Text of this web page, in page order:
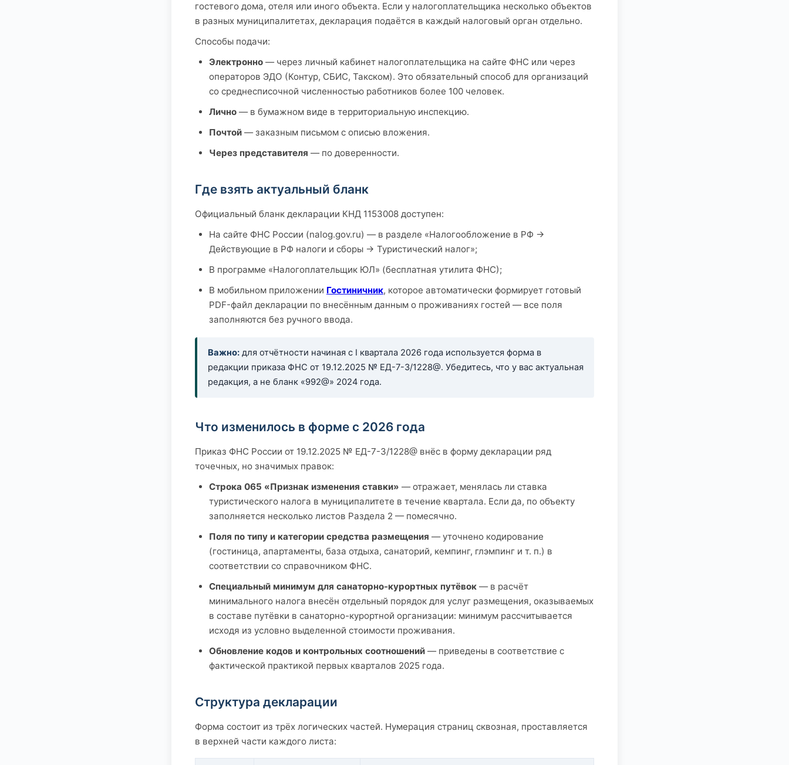
гостевого дома, отеля или иного объекта. Если у налогоплательщика несколько объектов
в разных муниципалитетах, декларация подаётся в каждый налоговый орган отдельно.
Способы подачи:
Электронно — через личный кабинет налогоплательщика на сайте ФНС или через
операторов ЭДО (Контур, СБИС, Такском). Это обязательный способ для организаций
со среднесписочной численностью работников более 100 человек.
Лично — в бумажном виде в территориальную инспекцию.
Почтой — заказным письмом с описью вложения.
Через представителя — по доверенности.
Где взять актуальный бланк
Официальный бланк декларации КНД 1153008 доступен:
На сайте ФНС России (nalog.gov.ru) — в разделе «Налогообложение в РФ →
Действующие в РФ налоги и сборы → Туристический налог»;
В программе «Налогоплательщик ЮЛ» (бесплатная утилита ФНС);
В мобильном приложении Гостиничник, которое автоматически формирует готовый
PDF-файл декларации по внесённым данным о проживаниях гостей — все поля
заполняются без ручного ввода.
Важно: для отчётности начиная с I квартала 2026 года используется форма в
редакции приказа ФНС от 19.12.2025 № ЕД-7-3/1228@. Убедитесь, что у вас актуальная
редакция, а не бланк «992@» 2024 года.
Что изменилось в форме с 2026 года
Приказ ФНС России от 19.12.2025 № ЕД-7-3/1228@ внёс в форму декларации ряд
точечных, но значимых правок:
Строка 065 «Признак изменения ставки» — отражает, менялась ли ставка
туристического налога в муниципалитете в течение квартала. Если да, по объекту
заполняется несколько листов Раздела 2 — помесячно.
Поля по типу и категории средства размещения — уточнено кодирование
(гостиница, апартаменты, база отдыха, санаторий, кемпинг, глэмпинг и т. п.) в
соответствии со справочником ФНС.
Специальный минимум для санаторно-курортных путёвок — в расчёт
минимального налога внесён отдельный порядок для услуг размещения, оказываемых
в составе путёвки в санаторно-курортной организации: минимум рассчитывается
исходя из условно выделенной стоимости проживания.
Обновление кодов и контрольных соотношений — приведены в соответствие с
фактической практикой первых кварталов 2025 года.
Структура декларации
Форма состоит из трёх логических частей. Нумерация страниц сквозная, проставляется
в верхней части каждого листа: